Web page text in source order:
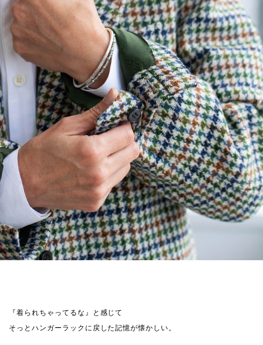
『着られちゃってるな』と感じて
そっとハンガーラックに戻した記憶が懐かしい。